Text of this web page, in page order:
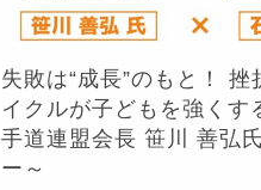
失敗は“成長”のもと！ 挫
イクルが子どもを強くす
手道連盟会長 笹川 善弘
ー～